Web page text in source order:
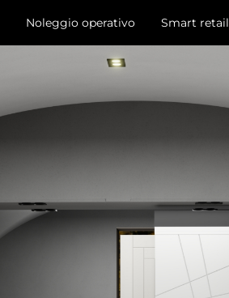
Noleggio operativo Smart retail